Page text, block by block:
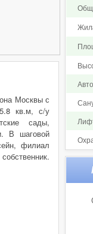
Москвы с
кв.м, с/у
сады,
В шаговой
филиал